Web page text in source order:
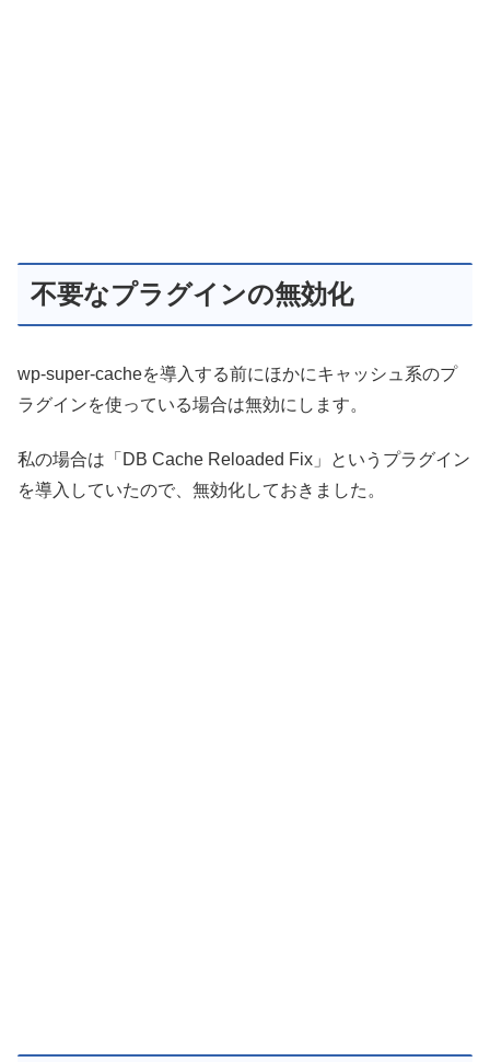
不要なプラグインの無効化
wp-super-cacheを導入する前にほかにキャッシュ系のプ
ラグインを使っている場合は無効にします。
私の場合は「DB Cache Reloaded Fix」というプラグイン
を導入していたので、無効化しておきました。